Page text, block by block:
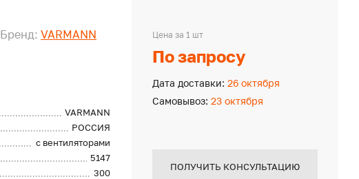
Бренд: VARMANN
VARMANN
РОССИЯ
с вентиляторами
5147
300
Цена за 1 шт
По запросу
Дата доставки: 26 октября
Самовывоз: 23 октября
ПОЛУЧИТЬ КОНСУЛЬТАЦИЮ